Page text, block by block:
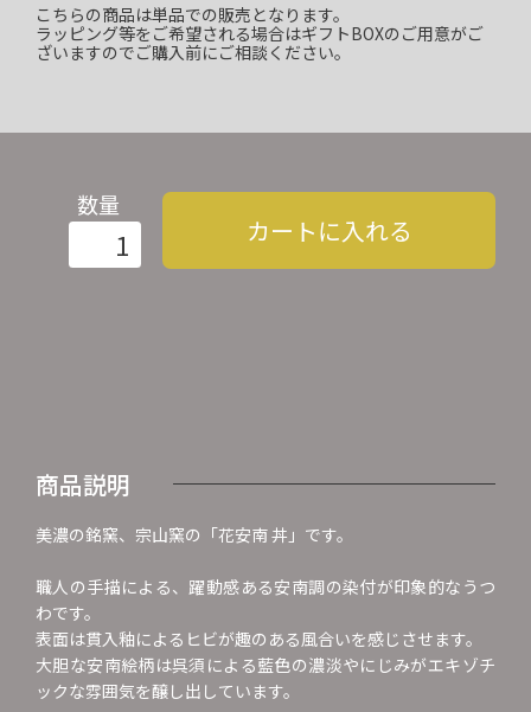
こちらの商品は単品での販売となります。
ラッピング等をご希望される場合はギフトBOXのご用意がご
ざいますのでご購入前にご相談ください。
数量
カートに入れる
商品説明
美濃の銘窯、宗山窯の「花安南 丼」です。
職人の手描による、躍動感ある安南調の染付が印象的なうつ
わです。
表面は貫入釉によるヒビが趣のある風合いを感じさせます。
大胆な安南絵柄は呉須による藍色の濃淡やにじみがエキゾチ
ックな雰囲気を醸し出しています。